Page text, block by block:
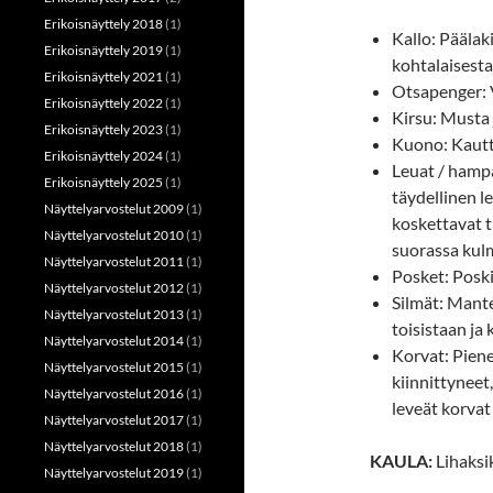
Kallo:
Otsapenger:
Kirsu: Musta
Kuono:
Leuat /
täydellinen
koskettavat
suorassa
Posket:
Silmät:
toisistaan ja
Korvat:
leveät
KAULA:
Erikoisnäyttely 2018(1)
Erikoisnäyttely 2019(1)
Erikoisnäyttely 2021(1)
Erikoisnäyttely 2022(1)
Erikoisnäyttely 2023(1)
Erikoisnäyttely 2024(1)
Erikoisnäyttely 2025 (1)
Näyttelyarvostelut 2009(1)
Näyttelyarvostelut 2010(1)
Näyttelyarvostelut 2011(1)
Näyttelyarvostelut 2012(1)
Näyttelyarvostelut 2013(1)
Näyttelyarvostelut 2014(1)
Näyttelyarvostelut 2015 (1)
Näyttelyarvostelut 2016(1)
Näyttelyarvostelut 2017(1)
Näyttelyarvostelut 2018(1)
Näyttelyarvostelut 2019(1)